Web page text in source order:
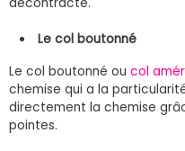
Le col boutonné
Le col boutonné ou col
chemise qui a la
directement la chemise
pointes.